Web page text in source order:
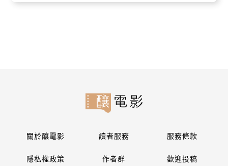
關於釀電影 讀者服務 服務條款
隱私權政策 作者群 歡迎投稿